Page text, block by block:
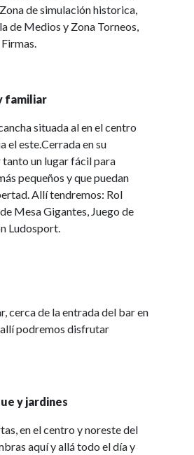
de simulación historica,
de Medios y Zona Torneos,
familiar
situada al en el centro
el este.Cerrada en su
un lugar fácil para
pequeños y que puedan
Allí tendremos: Rol
Mesa Gigantes, Juego de
Ludosport.
cerca de la entrada del bar en
podremos disfrutar
y jardines
en el centro y noreste del
aquí y allá todo el día y